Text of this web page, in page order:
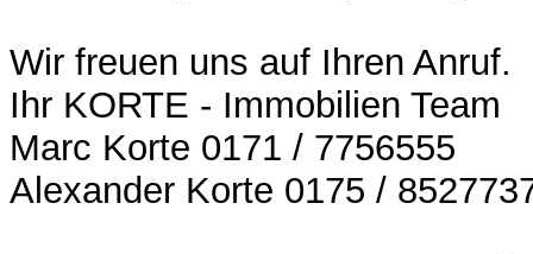
Wir freuen uns auf Ihren Anruf.
Ihr KORTE - Immobilien Team
Marc Korte 0171 / 7756555
Alexander Korte 0175 /